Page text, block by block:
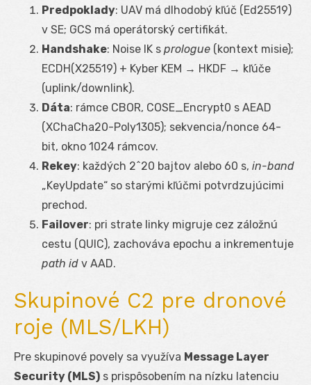
Predpoklady: UAV má dlhodobý kľúč (Ed25519)
v SE; GCS má operátorský certifikát.
Handshake: Noise IK s prologue (kontext misie);
ECDH(X25519) + Kyber KEM → HKDF → kľúče
(uplink/downlink).
Dáta: rámce CBOR, COSE_Encrypt0 s AEAD
(XChaCha20-Poly1305); sekvencia/nonce 64-
bit, okno 1024 rámcov.
Rekey: každých 2^20 bajtov alebo 60 s, in-band
„KeyUpdate“ so starými kľúčmi potvrdzujúcimi
prechod.
Failover: pri strate linky migruje cez záložnú
cestu (QUIC), zachováva epochu a inkrementuje
path id v AAD.
Skupinové C2 pre dronové
roje (MLS/LKH)
Pre skupinové povely sa využíva Message Layer
Security (MLS) s prispôsobením na nízku latenciu